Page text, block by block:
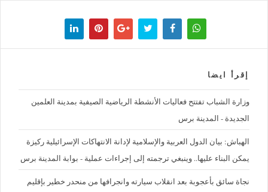
إقرأ ايضا
وزارة الشباب تفتتح فعاليات الأنشطة الرياضية الصيفية بمدينة العلمين
الجديدة - المدينة برس
الهباش: بيان الدول العربية والإسلامية لإدانة الانتهاكات الإسرائيلية ركيزة
يمكن البناء عليها.. وينبغي ترجمته إلى إجراءات عملية - بوابة المدينة برس
نجاة سائق بأعجوبة بعد انقلاب سيارته وانجرافها من منحدر خطير بإقليم